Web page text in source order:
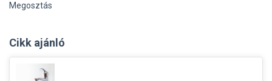
Megosztás
Cikk ajánló